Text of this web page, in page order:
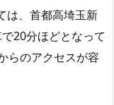
は、首都高埼玉新
20分ほどとなって
らのアクセスが容